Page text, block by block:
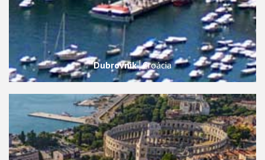
Dubrovnik Croácia